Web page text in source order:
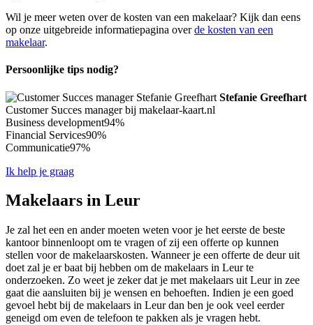
Wil je meer weten over de kosten van een makelaar? Kijk dan eens
op onze uitgebreide informatiepagina overde kosten van een
makelaar.
Persoonlijke tips nodig?
Stefanie Greefhart
Customer Succes manager bij makelaar-kaart.nl
Business development94%
Financial Services90%
Communicatie97%
Ik help je graag
Makelaars in Leur
Je zal het een en ander moeten weten voor je het eerste de beste
kantoor binnenloopt om te vragen of zij een offerte op kunnen
stellen voor de makelaarskosten. Wanneer je een offerte de deur uit
doet zal je er baat bij hebben om de makelaars in Leur te
onderzoeken. Zo weet je zeker dat je met makelaars uit Leur in zee
gaat die aansluiten bij je wensen en behoeften. Indien je een goed
gevoel hebt bij de makelaars in Leur dan ben je ook veel eerder
geneigd om even de telefoon te pakken als je vragen hebt.